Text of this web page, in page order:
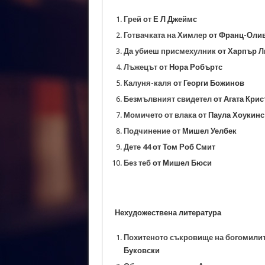
Виктор Юго: „Книгите са верни и
Грей от Е Л Джеймс
Готвачката на Химлерот Франц-
Да убиеш присмехулникот Харпър
Лъжецът от Нора Робъртс
Калуня-каля от Георги Божинов
Безмълвният свидетелот Агата
Момичето от влакаот Паула Хоукинс
Подчинение от Мишел Уелбек
Дете 44от Том Роб Смит
Без тебот Мишел Бюси
Нехудожествена литература
Похитеното съкровище на
Буковски